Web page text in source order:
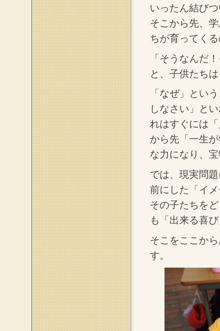
いったん結び
そこから先、
ちが育ってく
「そうなんだ
と、子供たち
「なぜ」とい
しなさい」と
れはすぐには
から先「一生
な力になり、
では、現実問
前にした「イ
その子たちを
も「出来る喜
そこをここか
す。